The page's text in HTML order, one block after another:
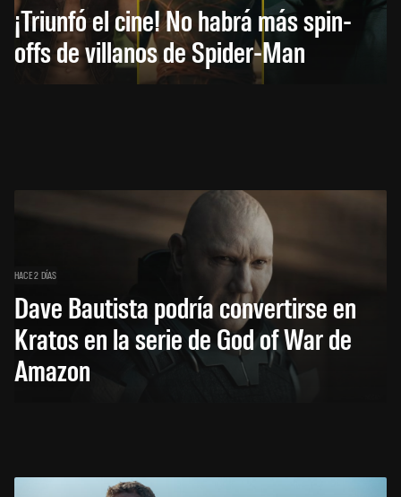
¡Triunfó el cine! No habrá más spin-
offs de villanos de Spider-Man
HACE 2 DÍAS
Dave Bautista podría convertirse en
Kratos en la serie de God of War de
Amazon